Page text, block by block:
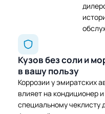
Кузов без соли и
в вашу пользу
Коррозии у эмиратских
влияет на кондиционер
специальному чеклисту